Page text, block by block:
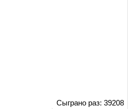
Сыграно раз: 39208